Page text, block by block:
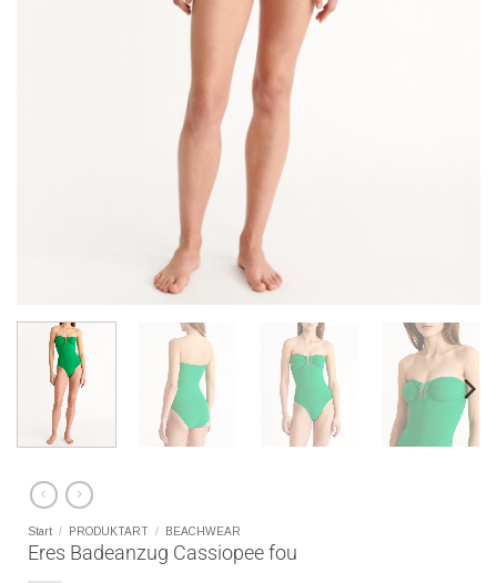
Start / PRODUKTART / BEACHWEAR
Eres Badeanzug Cassiopee fou